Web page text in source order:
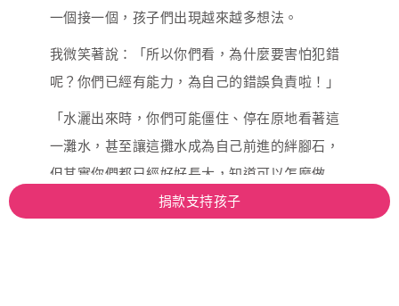
一個接一個，孩子們出現越來越多想法。
我微笑著說：「所以你們看，為什麼要害怕犯錯
呢？你們已經有能力，為自己的錯誤負責啦！」
「水灑出來時，你們可能僵住、停在原地看著這
一灘水，甚至讓這攤水成為自己前進的絆腳石，
但其實你們都已經好好長大，知道可以怎麼做
了，接下來，就是你們的選擇了。」
捐款支持孩子